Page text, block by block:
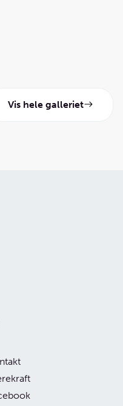
Vis hele galleriet